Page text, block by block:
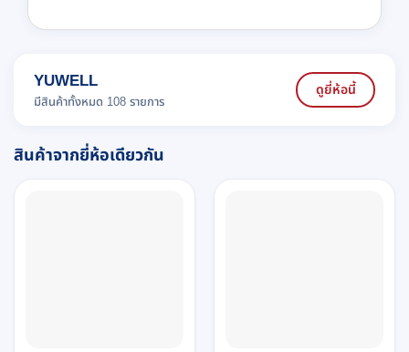
YUWELL
มีสินค้าทั้งหมด 108 รายการ
ดูยี่ห้อนี้
สินค้าจากยี่ห้อเดียวกัน